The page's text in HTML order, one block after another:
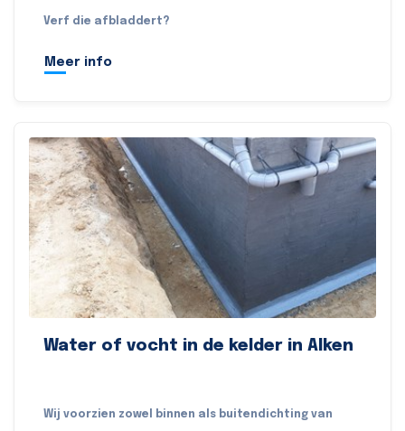
Verf die afbladdert?
Meer info
Water of vocht in de kelder in Alken
Wij voorzien zowel binnen als buitendichting van